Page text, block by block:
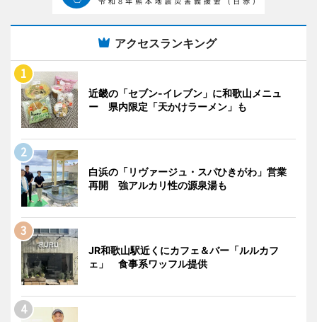
アクセスランキング
近畿の「セブン-イレブン」に和歌山メニュ
ー 県内限定「天かけラーメン」も
白浜の「リヴァージュ・スパひきがわ」営業
再開 強アルカリ性の源泉湯も
JR和歌山駅近くにカフェ＆バー「ルルカフ
ェ」 食事系ワッフル提供